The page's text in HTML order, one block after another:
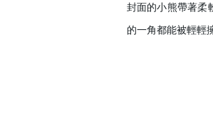
封面的小熊帶著柔
的一角都能被輕輕